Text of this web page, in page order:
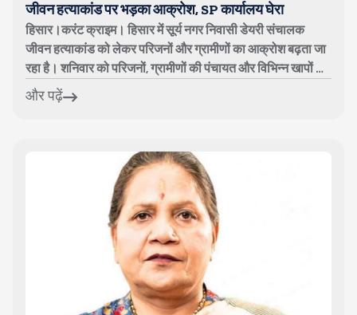
जीवन हत्याकांड पर भड़का आक्रोश, SP कार्यालय घेरा
हिसार।करंट क्राइम। हिसार में सूर्य नगर निवासी डेयरी संचालक
जीवन हत्याकांड को लेकर परिजनों और ग्रामीणों का आक्रोश बढ़ता जा
रहा है। शनिवार को परिजनों, ग्रामीणों की पंचायत और विभिन्न खापों के
पदाधिकारियो...
और पढ़ें